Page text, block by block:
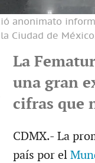
anonimato
Ciudad de
La
una gran
cifras que
CDMX.- La
país por el